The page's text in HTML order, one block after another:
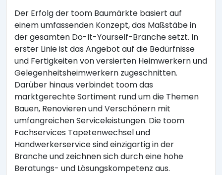
Der Erfolg der toom Baumärkte basiert auf
einem umfassenden Konzept, das Maßstäbe in
der gesamten Do-It-Yourself-Branche setzt. In
erster Linie ist das Angebot auf die Bedürfnisse
und Fertigkeiten von versierten Heimwerkern und
Gelegenheitsheimwerkern zugeschnitten.
Darüber hinaus verbindet toom das
marktgerechte Sortiment rund um die Themen
Bauen, Renovieren und Verschönern mit
umfangreichen Serviceleistungen. Die toom
Fachservices Tapetenwechsel und
Handwerkerservice sind einzigartig in der
Branche und zeichnen sich durch eine hohe
Beratungs- und Lösungskompetenz aus.